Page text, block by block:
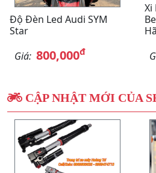
Độ Đèn Led Audi SYM
Star
Giá: 800,000đ
Xi
CẬP NHẬT MỚI CỦA